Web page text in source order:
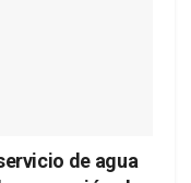
de agua